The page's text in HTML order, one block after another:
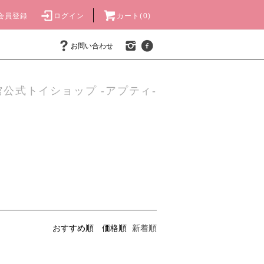
員登録 ログイン カート(0)
お問い合わせ
式トイショップ -アプティ-
おすすめ順 価格順 新着順